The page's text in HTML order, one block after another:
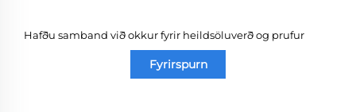
Hafðu samband við okkur fyrir heildsöluverð og prufur
Fyrirspurn